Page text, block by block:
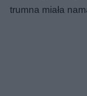
trumna miała